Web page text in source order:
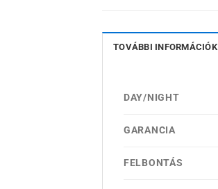
TOVÁBBI INFORMÁCIÓK
DAY/NIGHT
GARANCIA
FELBONTÁS